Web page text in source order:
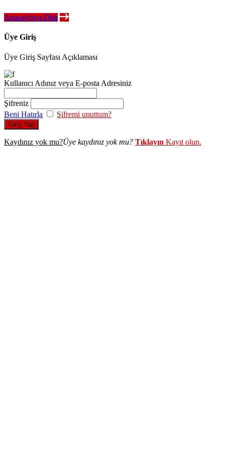
Anasayfaya Dön
Üye Giriş
Üye Giriş Sayfası Açıklaması
Kullanıcı Adınız veya E-posta Adresiniz
Şifreniz
Beni Hatırla
Şifremi unuttum?
Giriş Yap
Kaydınız yok mu?Üye kaydınız yok mu? Tıklayın Kayıt olun.